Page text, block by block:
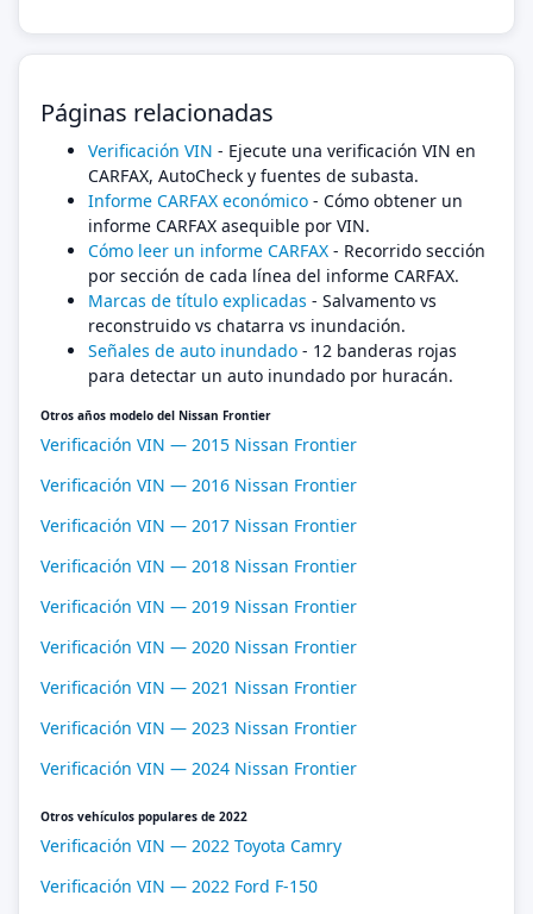
Páginas relacionadas
Verificación VIN - Ejecute una verificación VIN en
CARFAX, AutoCheck y fuentes de subasta.
Informe CARFAX económico - Cómo obtener un
informe CARFAX asequible por VIN.
Cómo leer un informe CARFAX - Recorrido sección
por sección de cada línea del informe CARFAX.
Marcas de título explicadas - Salvamento vs
reconstruido vs chatarra vs inundación.
Señales de auto inundado - 12 banderas rojas
para detectar un auto inundado por huracán.
Otros años modelo del Nissan Frontier
Verificación VIN — 2015 Nissan Frontier
Verificación VIN — 2016 Nissan Frontier
Verificación VIN — 2017 Nissan Frontier
Verificación VIN — 2018 Nissan Frontier
Verificación VIN — 2019 Nissan Frontier
Verificación VIN — 2020 Nissan Frontier
Verificación VIN — 2021 Nissan Frontier
Verificación VIN — 2023 Nissan Frontier
Verificación VIN — 2024 Nissan Frontier
Otros vehículos populares de 2022
Verificación VIN — 2022 Toyota Camry
Verificación VIN — 2022 Ford F-150